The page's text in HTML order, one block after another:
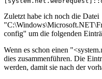
Zuletzt habe ich noch die Datei
config" um die folgenden
Wenn es schon einen
dies zusammenführen. Die
werden, damit sie nach der